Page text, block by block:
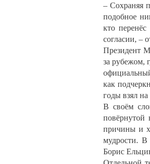
– Сохраняя
подобное
кто
согласии, –
Президент
за рубежом,
как
годы взял
В своём
повёрнутой
причины и
мудрости. В
Борис